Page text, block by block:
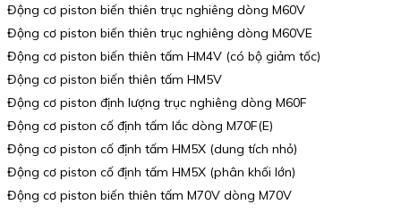
Động cơ piston biến thiên trục nghiêng dòng M60V
Động cơ piston biến thiên trục nghiêng dòng M60VE
Động cơ piston biến thiên tấm HM4V (có bộ giảm tốc)
Động cơ piston biến thiên tấm HM5V
Động cơ piston định lượng trục nghiêng dòng M60F
Động cơ piston cố định tấm lắc dòng M70F(E)
Động cơ piston cố định tấm HM5X (dung tích nhỏ)
Động cơ piston cố định tấm HM5X (phân khối lớn)
Động cơ piston biến thiên tấm M70V dòng M70V